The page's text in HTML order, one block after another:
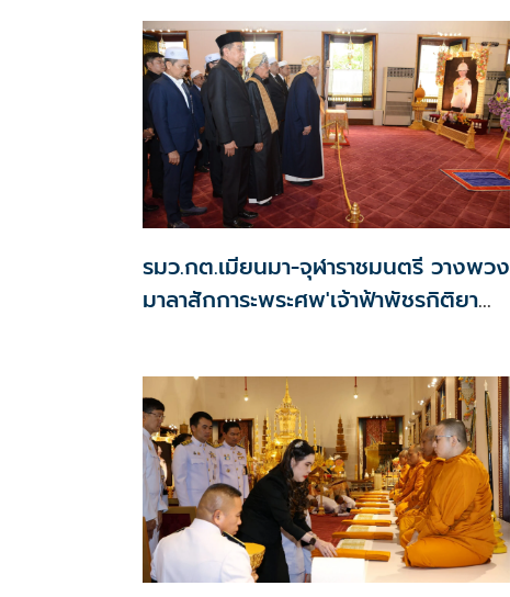
รมว.กต.เมียนมา-จุฬาราชมนตรี วางพวง
มาลาสักการะพระศพ'เจ้าฟ้าพัชรกิติยา